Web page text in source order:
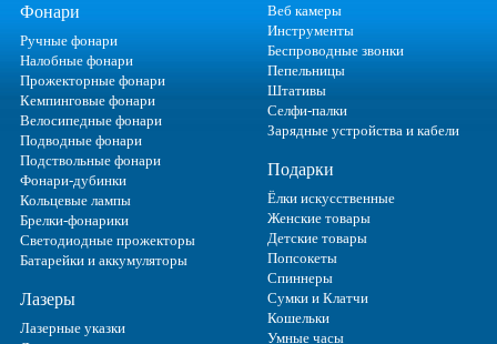
Фонари
Ручные фонари
Налобные фонари
Прожекторные фонари
Кемпинговые фонари
Велосипедные фонари
Подводные фонари
Подствольные фонари
Фонари-дубинки
Кольцевые лампы
Брелки-фонарики
Светодиодные прожекторы
Батарейки и аккумуляторы
Лазеры
Лазерные указки
Веб камеры
Инструменты
Беспроводные звонки
Пепельницы
Штативы
Селфи-палки
Зарядные устройства и кабели
Подарки
Ёлки искусственные
Женские товары
Детские товары
Попсокеты
Спиннеры
Сумки и Клатчи
Кошельки
Умные часы